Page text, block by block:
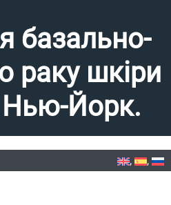
базально-
раку шкіри
Нью-Йорк.
раку шкіри у Квінсі, Нью-Йорк.